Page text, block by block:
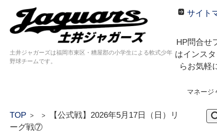
土井ジャガーズは福岡市東区・糟屋郡の小学生による軟式少年
野球チームです。
サイト
HP問合せ
はインス
らお気軽
マネー
TOP > >
【公式戦】2026年5月17日（日）リ
ーグ戦⑦
検
索: